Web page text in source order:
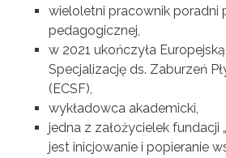
wieloletni pracownik poradni
pedagogicznej,
w 2021 ukończyła
Specjalizację ds. Zaburzeń
(ECSF),
wykładowca akademicki,
jedna z założycielek fundacji
jest inicjowanie i popieranie